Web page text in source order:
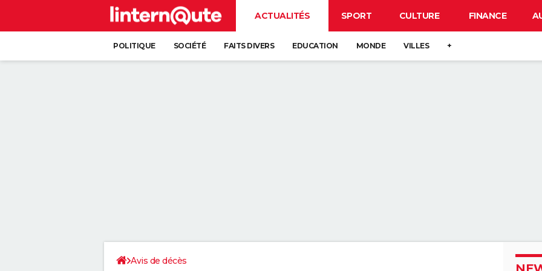
ACTUALITÉS SPORT CULTURE FINANCE
POLITIQUE SOCIÉTÉ FAITS DIVERS EDUCATION MONDE VILLES +
Avis de décès